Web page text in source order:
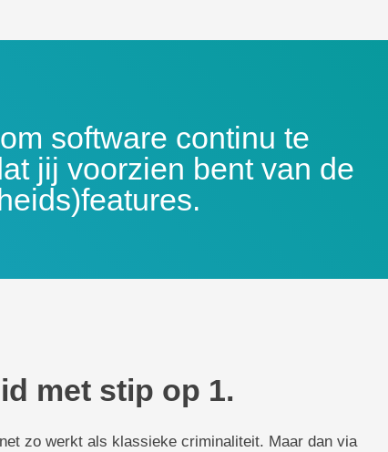
software continu te
jij voorzien bent van de
met stip op 1.
zo werkt als klassieke criminaliteit. Maar dan via